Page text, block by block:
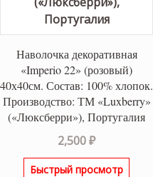
Наволочка декоративная
«Imperio 22» (розовый)
40х40см. Состав: 100% хлопок.
Производство: ТМ «Luxberry»
(«Люксберри»), Португалия
2,500₽
Быстрый просмотр